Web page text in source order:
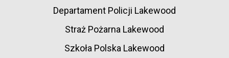
Departament Policji Lakewood
Straż Pożarna Lakewood
Szkoła Polska Lakewood